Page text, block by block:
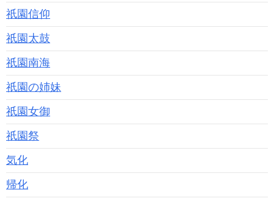
祇園信仰
祇園太鼓
祇園南海
祇園の姉妹
祇園女御
祇園祭
気化
帰化